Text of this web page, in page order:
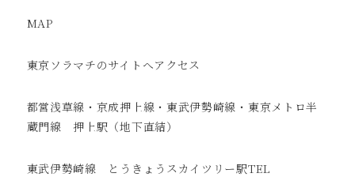
MAP
東京ソラマチのサイトへアクセス
都営浅草線・京成押上線・東武伊勢崎線・東京メトロ半
蔵門線 押上駅（地下直結）
東武伊勢崎線 とうきょうスカイツリー駅TEL